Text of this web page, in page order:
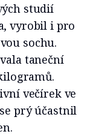
studií
vyrobil i pro
sochu.
taneční
večírek ve
prý účastnil